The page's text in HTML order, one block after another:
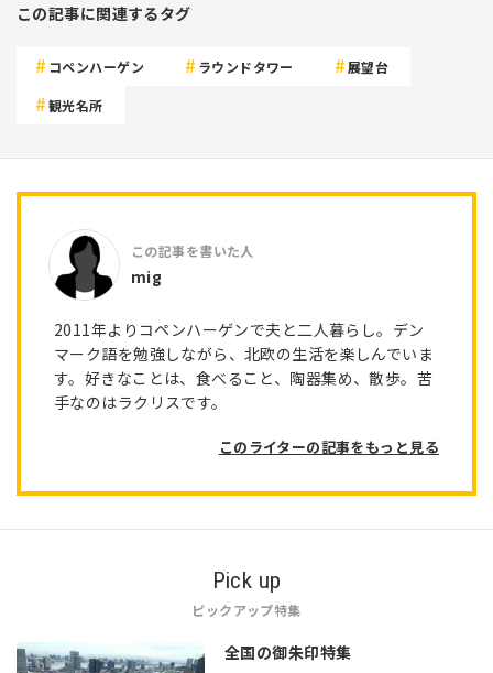
この記事に関連するタグ
コペンハーゲン ラウンドタワー 展望台
観光名所
mig
2011年よりコペンハーゲンで夫と二人暮らし。デン
マーク語を勉強しながら、北欧の生活を楽しんでいま
す。好きなことは、食べること、陶器集め、散歩。苦
手なのはラクリスです。
このライターの記事をもっと見る
Pick up
ピックアップ特集
全国の御朱印特集